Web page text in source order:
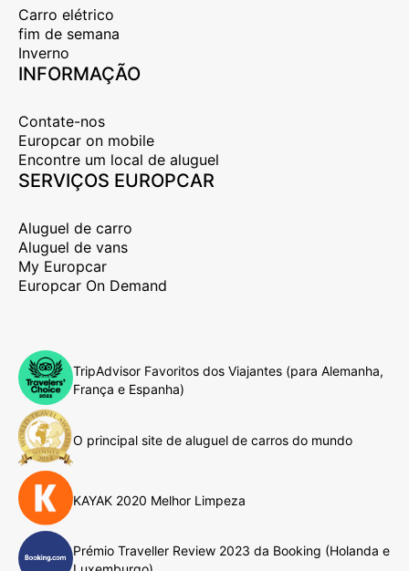
Carro elétrico
fim de semana
Inverno
INFORMAÇÃO
Contate-nos
Europcar on mobile
Encontre um local de aluguel
SERVIÇOS EUROPCAR
Aluguel de carro
Aluguel de vans
My Europcar
Europcar On Demand
TripAdvisor Favoritos dos Viajantes (para Alemanha,
França e Espanha)
O principal site de aluguel de carros do mundo
KAYAK 2020 Melhor Limpeza
Prémio Traveller Review 2023 da Booking (Holanda e